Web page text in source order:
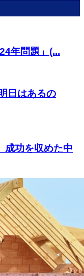
年問題」(...
日はあるの
功を収めた中